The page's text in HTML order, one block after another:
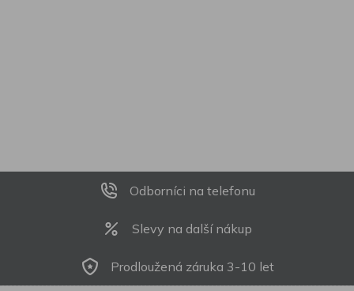
Odborníci na telefonu
Slevy na další nákup
Prodloužená záruka 3-10 let